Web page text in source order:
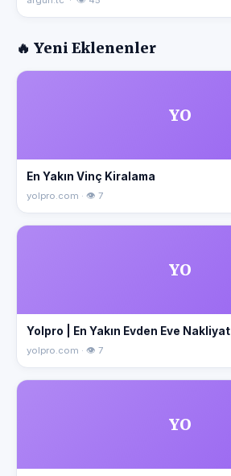
🔥 Yeni Eklenenler
YO
En Yakın Vinç Kiralama
yolpro.com · 👁 7
YO
Yolpro | En Yakın Evden Eve Nakliyat
yolpro.com · 👁 7
YO